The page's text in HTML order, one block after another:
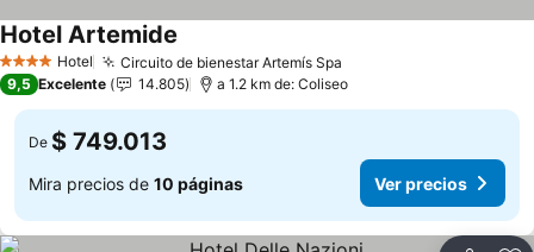
4 EstrellasHotel Circuito de bienestar Artemís Spa
Hotel Artemide
9,5 Excelente 14.805 a 1.2 km de: Coliseo
De $ 749.013
Mira precios de 10 páginas Ver precios